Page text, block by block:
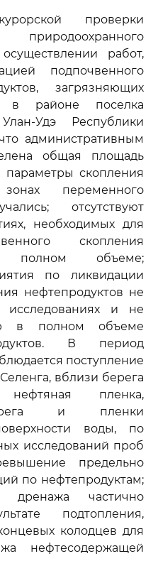
проверки
работ,
подпочвенного
загрязняющих
в районе поселка
Удэ Республики
административным
общая площадь
параметры скопления
переменного
отсутствуют
необходимых для
скопления
полном объеме;
по ликвидации
нефтепродуктов не
и не
в полном объеме
В период
поступление
вблизи берега
пленка,
и пленки
воды, по
исследований проб
предельно
по нефтепродуктам;
дренажа частично
подтопления,
колодцев для
нефтесодержащей